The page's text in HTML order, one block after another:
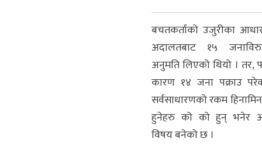
बचतकर्ताको उजुरीका
अदालतबाट १५
अनुमति लिएको थियो । तर,
कारण १४ जना पक्राउ
सर्वसाधारणको रकम
हुनेहरु को को हुन् भनेर
विषय बनेको छ ।